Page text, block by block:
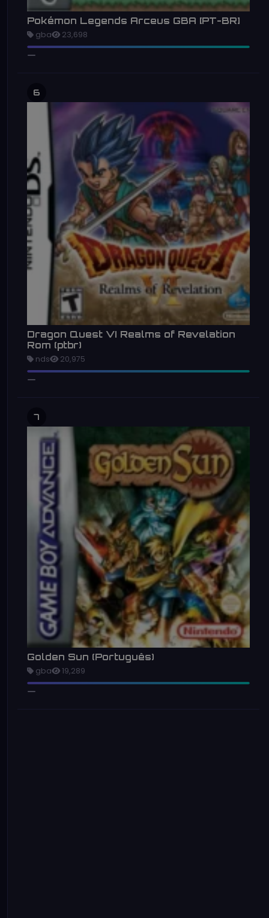
Pokémon Legends Arceus GBA [PT-BR]
gba 23,698
6
Dragon Quest VI Realms of Revelation
Rom (ptbr)
nds 20,975
7
Golden Sun (Português)
gba 19,289